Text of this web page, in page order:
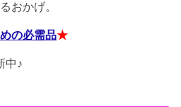
おかげ。
の必需品★
中♪